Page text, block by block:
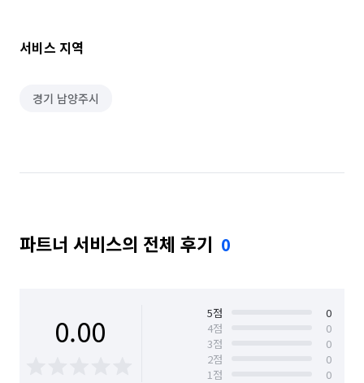
서비스 지역
경기 남양주시
파트너 서비스의 전체 후기 0
0.00 5점
0
4점
0
3점
0
2점
0
1점
0